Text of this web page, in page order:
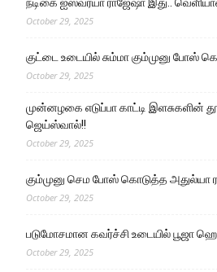
October 29, 2025
குட்டை உடையில் சும்மா கும்முனு போஸ்
October 29, 2025
முன்னழகை எடுப்பா காட்டி இளசுகளின்
ஜெய்ஸ்வால்!!
October 29, 2025
கும்முனு செம போஸ் கொடுத்த அதுல்யா
October 29, 2025
படுமோசமான கவர்ச்சி உடையில் பூஜா
October 29, 2025